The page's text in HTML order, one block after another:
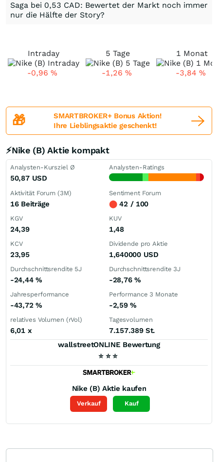
Saga bei 0,53 CAD: Bewertet der Markt noch immer
nur die Hälfte der Story?
Intraday
-0,96 %
5 Tage
-1,26 %
1 Monat
-3,84 %
🎁
SMARTBROKER+ Bonus Aktion!
Ihre Lieblingsaktie geschenkt!
⚡Nike (B) Aktie kompakt
Analysten-Kursziel Ø
50,87 USD
Analysten-Ratings
Aktivität Forum (3M)
16 Beiträge
Sentiment Forum
⬤42 / 100
KGV
24,39
KUV
1,48
KCV
23,95
Dividende pro Aktie
1,640000 USD
Durchschnittsrendite 5J
-24,44 %
Durchschnittsrendite 3J
-28,76 %
Jahresperformance
-43,72 %
Performance 3 Monate
-2,59%
relatives Volumen (rVol)
6,01 x
Tagesvolumen
7.157.389 St.
wallstreetONLINE Bewertung
⭐ ⭐ ⭐
Nike (B) Aktie kaufen
Verkauf Kauf